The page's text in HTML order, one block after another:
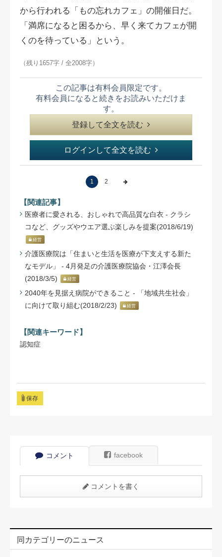
から行われる「もの忘れカフェ」の開催日だ。
「満席になると困るから、早く来てカフェが開
くのを待っている」という。
（残り1657字 / 全2008字）
この記事は有料会員限定です。
有料会員になると続きをお読みいただけま
す。
登録して全文を読む
ログインして全文を読む
1 2
【関連記事】
医療者に愛される、おしゃれで高品質な白衣 - クラシ
コなど、グッズやウエア選ぶ楽しみを提案(2018/6/19)
経営
介護医療院は「住まいと生活を医療が下支えする新た
なモデル」 - 4月発足の介護医療院協会・江澤会長
(2018/3/5)
経営
2040年を見据え病院ができること - 「地域共生社会」
に向けて取り組む(2018/2/23)
経営
【関連キーワード】
認知症
保存
コメント facebook
コメントを書く
同カテゴリーのニュース